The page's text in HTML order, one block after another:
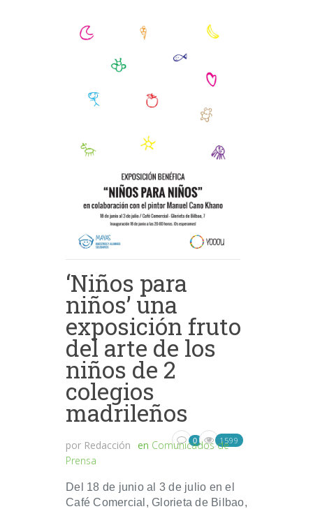
‘Niños para
niños’ una
exposición fruto
del arte de los
niños de 2
colegios
madrileños
por Redacción en Comunicados de
Prensa
0 1599
Del 18 de junio al 3 de julio en el
Café Comercial, Glorieta de Bilbao,